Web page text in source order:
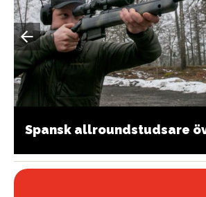
Spansk allroundstudsare